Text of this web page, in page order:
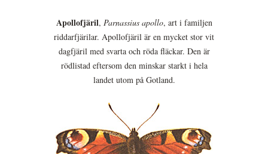
Apollofjäril, Parnassius apollo, art i familjen
riddarfjärilar. Apollofjäril är en mycket stor vit
dagfjäril med svarta och röda fläckar. Den är
rödlistad eftersom den minskar starkt i hela
landet utom på Gotland.